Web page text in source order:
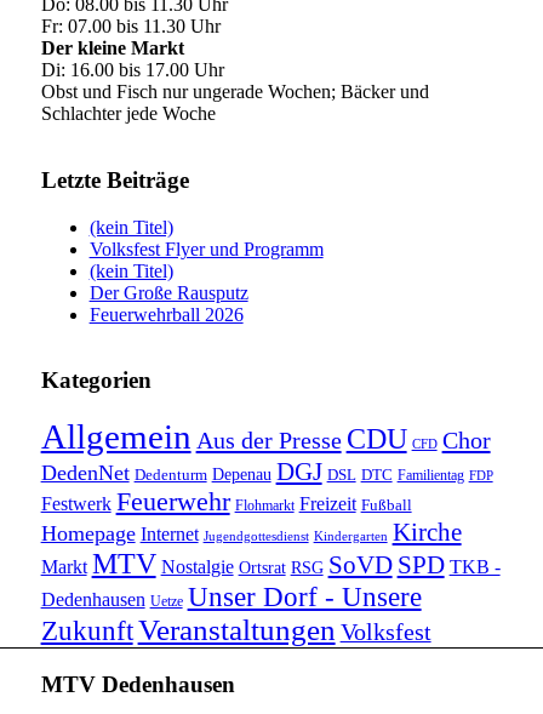
Do: 08.00 bis 11.30 Uhr
Fr: 07.00 bis 11.30 Uhr
Der kleine Markt
Di: 16.00 bis 17.00 Uhr
Obst und Fisch nur ungerade Wochen; Bäcker und
Schlachter jede Woche
Letzte Beiträge
(kein Titel)
Volksfest Flyer und Programm
(kein Titel)
Der Große Rausputz
Feuerwehrball 2026
Kategorien
Allgemein Aus der Presse CDU CFD Chor
DedenNet Dedenturm Depenau DGJ DSL DTC Familientag FDP
Festwerk Feuerwehr Flohmarkt Freizeit Fußball
Homepage Internet Jugendgottesdienst Kindergarten Kirche
Markt MTV Nostalgie Ortsrat RSG SoVD SPD TKB -
Dedenhausen Uetze Unser Dorf - Unsere
ZukunftVeranstaltungen Volksfest
MTV Dedenhausen